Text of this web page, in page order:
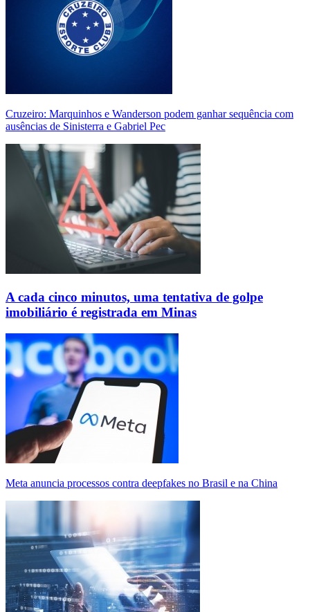
Cruzeiro: Marquinhos e Wanderson podem ganhar sequência com
ausências de Sinisterra e Gabriel Pec
A cada cinco minutos, uma tentativa de golpe
imobiliário é registrada em Minas
Meta anuncia processos contra deepfakes no Brasil e na China